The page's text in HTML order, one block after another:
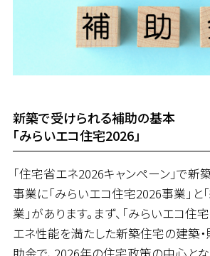
新築で受けられる補助の基本
「みらいエコ住宅2026」
「住宅省エネ2026キャンペーン」で
事業に「みらいエコ住宅2026事業」と
業」があります。まず、「みらいエコ住
エネ性能を満たした新築住宅の建築